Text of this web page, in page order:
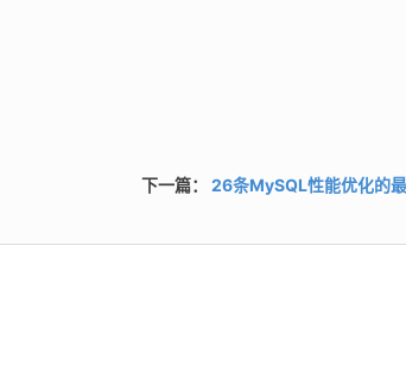
下一篇： 26条MySQL性能优化的